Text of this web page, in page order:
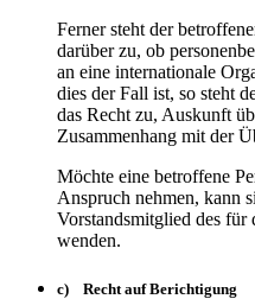
Ferner steht der
darüber zu, ob
an eine internationale
dies der Fall ist, so steht
das Recht zu, Auskunft
Zusammenhang mit der
Möchte eine betroffene
Anspruch nehmen, kann
Vorstandsmitglied des
wenden.
c) Recht auf Berichtigung